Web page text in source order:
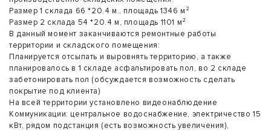
Размер 1 склада 66 *20.4 м., площадь 1346 м²
Размер 2 склада 54 *20.4 м, площадь 1101 м²
В данный момент заканчиваются ремонтные работы
территории и складского помещения:
Планируется отсыпать и выровнять территорию, а также
планировалось в 1 складе асфальтировать пол, во 2 складе
забетонировать пол (обсуждается возможность сделать
покрытие под клиента)
На всей территории установлено видеонаблюдение
Коммуникации: центральное водоснабжение, электричество 15
кВт, рядом подстанция (есть возможность увеличения),